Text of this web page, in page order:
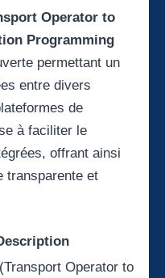
Operator to
Programming
permettant un
entre divers
de
à faciliter le
offrant ainsi
transparente et
Operator to